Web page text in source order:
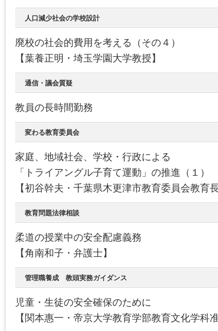
人口減少社会の学校設計
廃校の社会的費用を考える（その４）
【葉養正明・埼玉学園大学教授】
通信・議会質疑
教員の長時間勤務
変わる教育委員会
家庭、地域社会、学校・行政による
「トライアングル子育て運動」の推進（１）
【初谷幹夫・千葉県木更津市教育委員会教育
教育問題法律相談
柔道の授業中の安全配慮義務
【角南和子・弁護士】
管理職養成 教頭実務ガイダンス
児童・生徒の安全確保のために
【関本惠一・帝京大学教育学部教育文化学科